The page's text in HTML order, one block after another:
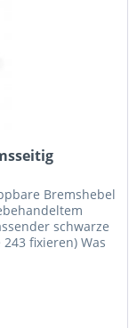
Bremshebel
schwarze
fixieren) Was